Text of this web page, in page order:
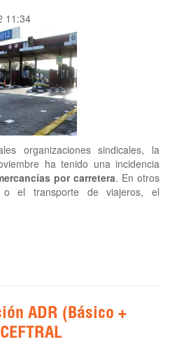
11:34
organizaciones sindicales, la
ha tenido una incidencia
por carretera. En otros
el transporte de viajeros, el
ADR (Básico +